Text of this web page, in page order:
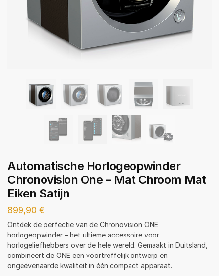
Automatische Horlogeopwinder
Chronovision One – Mat Chroom Mat
Eiken Satijn
899,90 €
Ontdek de perfectie van de Chronovision ONE
horlogeopwinder – het ultieme accessoire voor
horlogeliefhebbers over de hele wereld. Gemaakt in Duitsland,
combineert de ONE een voortreffelijk ontwerp en
ongeëvenaarde kwaliteit in één compact apparaat.